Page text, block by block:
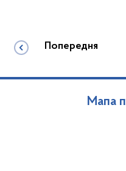
Попередня
Мапа